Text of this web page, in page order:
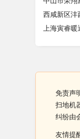
免责声
扫地机
纠纷由
友情提